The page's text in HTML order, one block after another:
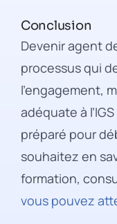
Conclusion
Devenir agent
processus qui
l’engagement,
adéquate à
préparé pour
souhaitez en
formation,
vous pouvez